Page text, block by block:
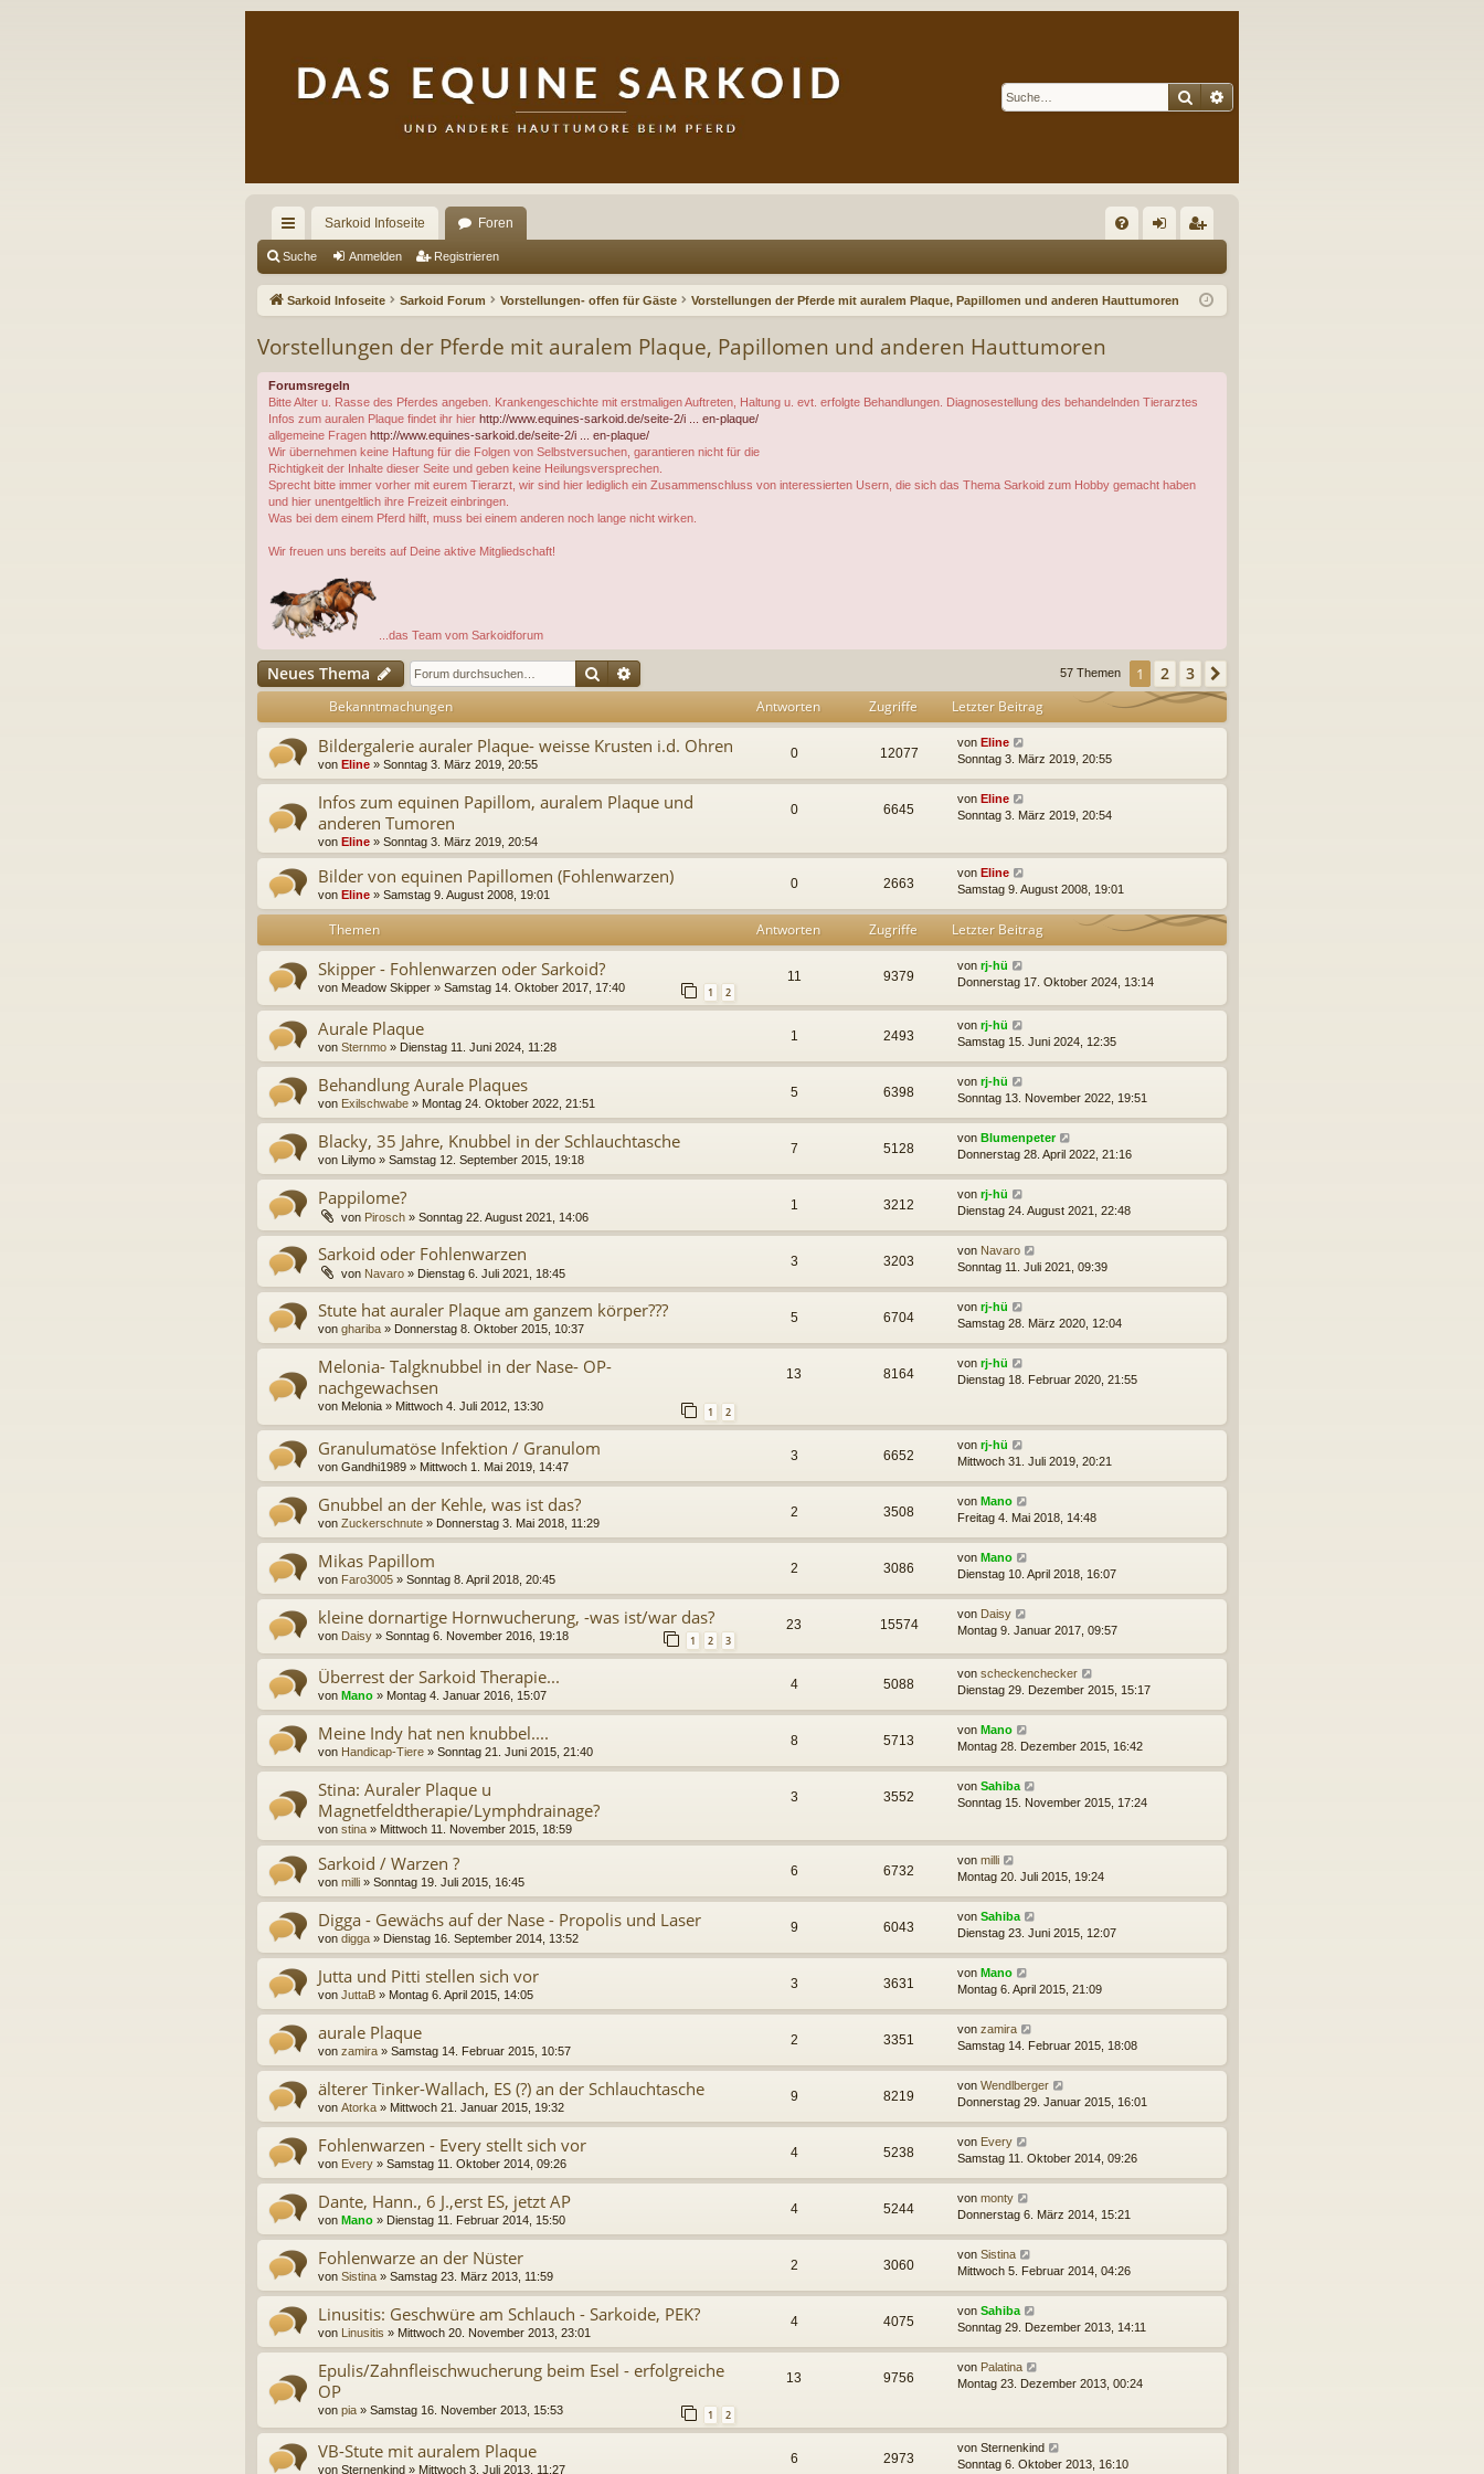
Suche
ch
ne
ug
riff
Sarkoid Infoseite Foren
Q m ist
Suche Anmelden Registrieren
Sarkoid Infoseite Sarkoid Forum Vorstellungen- offen für Gäste Vorstellungen der Pferde mit auralem Plaque, Papillomen und anderen Hauttumoren
Vorstellungen der Pferde mit auralem Plaque, Papillomen und anderen Hauttumoren
Forumsregeln
Bitte Alter u. Rasse des Pferdes angeben. Krankengeschichte mit erstmaligen Auftreten, Haltung u. evt. erfolgte Behandlungen. Diagnosestellung des behandelnden Tierarztes
Infos zum auralen Plaque findet ihr hier http://www.equines-sarkoid.de/seite-2/i ... en-plaque/
allgemeine Fragen http://www.equines-sarkoid.de/seite-2/i ... en-plaque/
Wir übernehmen keine Haftung für die Folgen von Selbstversuchen, garantieren nicht für die
Richtigkeit der Inhalte dieser Seite und geben keine Heilungsversprechen.
Sprecht bitte immer vorher mit eurem Tierarzt, wir sind hier lediglich ein Zusammenschluss von interessierten Usern, die sich das Thema Sarkoid zum Hobby gemacht haben
und hier unentgeltlich ihre Freizeit einbringen.
Was bei dem einem Pferd hilft, muss bei einem anderen noch lange nicht wirken.
Wir freuen uns bereits auf Deine aktive Mitgliedschaft!
...das Team vom Sarkoidforum
Neues Thema SucheErweiterte Suche 57 Themen 1 2 3
Bekanntmachungen Antworten Zugriffe Letzter Beitrag
Bildergalerie auraler Plaque- weisse Krusten i.d. Ohren
von Eline » Sonntag 3. März 2019, 20:55
0 12077
von Eline
Sonntag 3. März 2019, 20:55
Infos zum equinen Papillom, auralem Plaque und
anderen Tumoren
von Eline » Sonntag 3. März 2019, 20:54
0 6645
von Eline
Sonntag 3. März 2019, 20:54
Bilder von equinen Papillomen (Fohlenwarzen)
von Eline » Samstag 9. August 2008, 19:01
0 2663
von Eline
Samstag 9. August 2008, 19:01
Themen Antworten Zugriffe Letzter Beitrag
Skipper - Fohlenwarzen oder Sarkoid?
von Meadow Skipper » Samstag 14. Oktober 2017, 17:40 1 2
11 9379
von rj-hü
Donnerstag 17. Oktober 2024, 13:14
Aurale Plaque
von Sternmo » Dienstag 11. Juni 2024, 11:28
1 2493
von rj-hü
Samstag 15. Juni 2024, 12:35
Behandlung Aurale Plaques
von Exilschwabe » Montag 24. Oktober 2022, 21:51
5 6398
von rj-hü
Sonntag 13. November 2022, 19:51
Blacky, 35 Jahre, Knubbel in der Schlauchtasche
von Lilymo » Samstag 12. September 2015, 19:18
7 5128
von Blumenpeter
Donnerstag 28. April 2022, 21:16
Pappilome?
von Pirosch » Sonntag 22. August 2021, 14:06
1 3212
von rj-hü
Dienstag 24. August 2021, 22:48
Sarkoid oder Fohlenwarzen
von Navaro » Dienstag 6. Juli 2021, 18:45
3 3203
von Navaro
Sonntag 11. Juli 2021, 09:39
Stute hat auraler Plaque am ganzem körper???
von ghariba » Donnerstag 8. Oktober 2015, 10:37
5 6704
von rj-hü
Samstag 28. März 2020, 12:04
Melonia- Talgknubbel in der Nase- OP-
nachgewachsen
von Melonia » Mittwoch 4. Juli 2012, 13:30 1 2
13 8164
von rj-hü
Dienstag 18. Februar 2020, 21:55
Granulumatöse Infektion / Granulom
von Gandhi1989 » Mittwoch 1. Mai 2019, 14:47
3 6652
von rj-hü
Mittwoch 31. Juli 2019, 20:21
Gnubbel an der Kehle, was ist das?
von Zuckerschnute » Donnerstag 3. Mai 2018, 11:29
2 3508
von Mano
Freitag 4. Mai 2018, 14:48
Mikas Papillom
von Faro3005 » Sonntag 8. April 2018, 20:45
2 3086
von Mano
Dienstag 10. April 2018, 16:07
kleine dornartige Hornwucherung, -was ist/war das?
von Daisy » Sonntag 6. November 2016, 19:18 1 2 3
23 15574
von Daisy
Montag 9. Januar 2017, 09:57
Überrest der Sarkoid Therapie...
von Mano » Montag 4. Januar 2016, 15:07
4 5088
von scheckenchecker
Dienstag 29. Dezember 2015, 15:17
Meine Indy hat nen knubbel....
von Handicap-Tiere » Sonntag 21. Juni 2015, 21:40
8 5713
von Mano
Montag 28. Dezember 2015, 16:42
Stina: Auraler Plaque u
Magnetfeldtherapie/Lymphdrainage?
von stina » Mittwoch 11. November 2015, 18:59
3 3552
von Sahiba
Sonntag 15. November 2015, 17:24
Sarkoid / Warzen ?
von milli » Sonntag 19. Juli 2015, 16:45
6 6732
von milli
Montag 20. Juli 2015, 19:24
Digga - Gewächs auf der Nase - Propolis und Laser
von digga » Dienstag 16. September 2014, 13:52
9 6043
von Sahiba
Dienstag 23. Juni 2015, 12:07
Jutta und Pitti stellen sich vor
von JuttaB » Montag 6. April 2015, 14:05
3 3631
von Mano
Montag 6. April 2015, 21:09
aurale Plaque
von zamira » Samstag 14. Februar 2015, 10:57
2 3351
von zamira
Samstag 14. Februar 2015, 18:08
älterer Tinker-Wallach, ES (?) an der Schlauchtasche
von Atorka » Mittwoch 21. Januar 2015, 19:32
9 8219
von Wendlberger
Donnerstag 29. Januar 2015, 16:01
Fohlenwarzen - Every stellt sich vor
von Every » Samstag 11. Oktober 2014, 09:26
4 5238
von Every
Samstag 11. Oktober 2014, 09:26
Dante, Hann., 6 J.,erst ES, jetzt AP
von Mano » Dienstag 11. Februar 2014, 15:50
4 5244
von monty
Donnerstag 6. März 2014, 15:21
Fohlenwarze an der Nüster
von Sistina » Samstag 23. März 2013, 11:59
2 3060
von Sistina
Mittwoch 5. Februar 2014, 04:26
Linusitis: Geschwüre am Schlauch - Sarkoide, PEK?
von Linusitis » Mittwoch 20. November 2013, 23:01
4 4075
von Sahiba
Sonntag 29. Dezember 2013, 14:11
Epulis/Zahnfleischwucherung beim Esel - erfolgreiche
OP
von pia » Samstag 16. November 2013, 15:53 1 2
13 9756
von Palatina
Montag 23. Dezember 2013, 00:24
VB-Stute mit auralem Plaque
von Sternenkind » Mittwoch 3. Juli 2013, 11:27
6 2973
von Sternenkind
Sonntag 6. Oktober 2013, 16:10